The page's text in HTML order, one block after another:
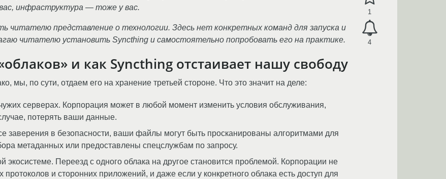
1
4
инфраструктура — тоже у вас.
читателю представление о технологии. Здесь нет конкретных команд для запуска и
читателю установить Syncthing и самостоятельно попробовать его на практике.
и как Syncthing отстаивает нашу свободу
мы, по сути, отдаем его на хранение третьей стороне. Что это значит на деле:
серверах. Корпорация может в любой момент изменить условия обслуживания,
потерять ваши данные.
заверения в безопасности, ваши файлы могут быть просканированы алгоритмами для
метаданных или предоставлены спецслужбам по запросу.
экосистеме. Переезд с одного облака на другое становится проблемой. Корпорации не
и сторонних приложений, и даже если у конкретного облака есть доступ для